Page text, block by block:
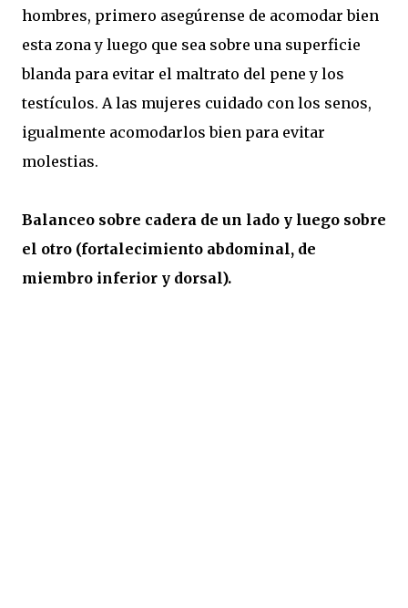
hombres, primero asegúrense de acomodar bien
esta zona y luego que sea sobre una superficie
blanda para evitar el maltrato del pene y los
testículos. A las mujeres cuidado con los senos,
igualmente acomodarlos bien para evitar
molestias.
Balanceo sobre cadera de un lado y luego sobre
el otro (fortalecimiento abdominal, de
miembro inferior y dorsal).